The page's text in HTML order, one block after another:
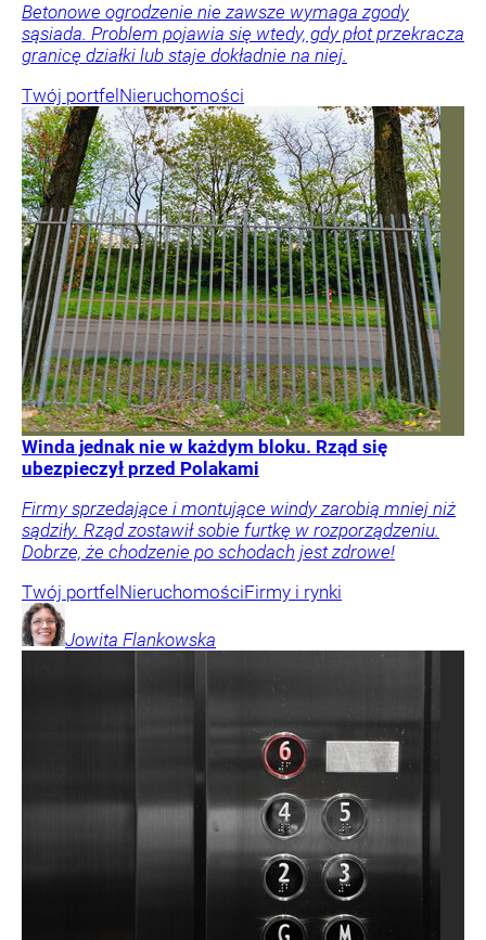
Betonowe ogrodzenie nie zawsze wymaga zgody
sąsiada. Problem pojawia się wtedy, gdy płot przekracza
granicę działki lub staje dokładnie na niej.
Twój portfel Nieruchomości
Winda jednak nie w każdym bloku. Rząd się
ubezpieczył przed Polakami
Firmy sprzedające i montujące windy zarobią mniej niż
sądziły. Rząd zostawił sobie furtkę w rozporządzeniu.
Dobrze, że chodzenie po schodach jest zdrowe!
Twój portfel NieruchomościFirmy i rynki
Jowita Flankowska